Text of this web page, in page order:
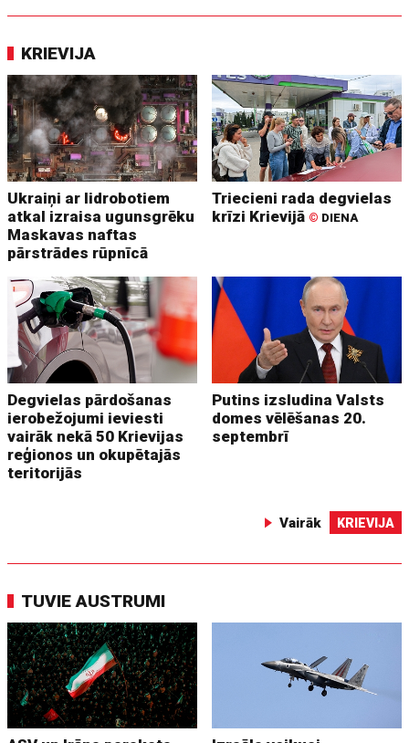
KRIEVIJA
Ukraiņi ar lidrobotiem
atkal izraisa ugunsgrēku
Maskavas naftas
pārstrādes rūpnīcā
Triecieni rada degvielas
krīzi Krievijā © DIENA
Degvielas pārdošanas
ierobežojumi ieviesti
vairāk nekā 50 Krievijas
reģionos un okupētajās
teritorijās
Putins izsludina Valsts
domes vēlēšanas 20.
septembrī
Vairāk KRIEVIJA
TUVIE AUSTRUMI